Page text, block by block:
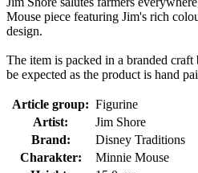
Mouse piece featuring Jim's rich
design.
The item is packed in a branded
be expected as the product is hand
Article group: Figurine
Artist:
Jim Shore
Brand:
Disney Traditions
Charakter:
Minnie Mouse